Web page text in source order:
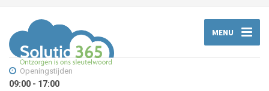
MENU
Openingstijden
09:00 - 17:00